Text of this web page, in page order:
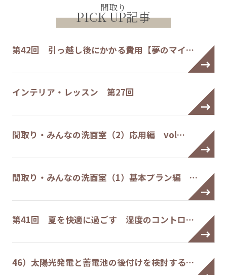
間取り
PICK UP記事
第42回 引っ越し後にかかる費用【夢のマイ…
インテリア・レッスン 第27回
間取り・みんなの洗面室（2）応用編 vol…
間取り・みんなの洗面室（1）基本プラン編 …
第41回 夏を快適に過ごす 湿度のコントロ…
46）太陽光発電と蓄電池の後付けを検討する…